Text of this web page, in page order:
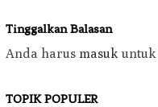
Tinggalkan Balasan
Anda harus masuk
TOPIK POPULER